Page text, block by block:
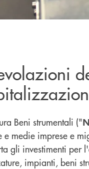
Beni strumentali ("
e medie imprese e
gli investimenti per
impianti, beni